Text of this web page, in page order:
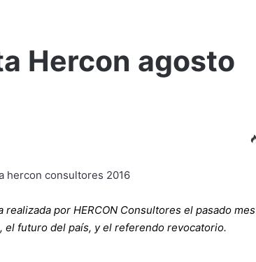
Hercon agosto
por HERCON Consultores el pasado mes
el futuro del país, y el referendo revocatorio.